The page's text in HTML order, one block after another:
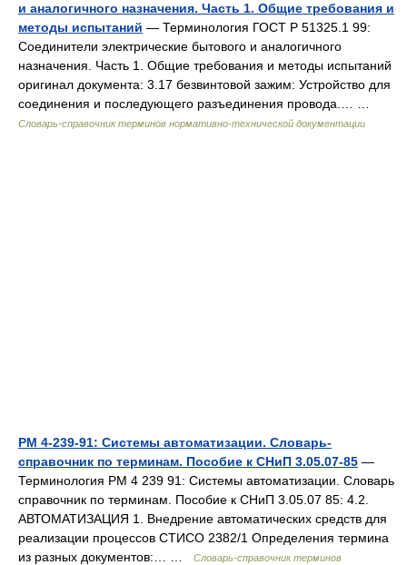
и аналогичного назначения. Часть 1. Общие требования и
методы испытаний — Терминология ГОСТ Р 51325.1 99:
Соединители электрические бытового и аналогичного
назначения. Часть 1. Общие требования и методы испытаний
оригинал документа: 3.17 безвинтовой зажим: Устройство для
соединения и последующего разъединения провода.… …
Словарь-справочник терминов нормативно-технической документации
РМ 4-239-91: Системы автоматизации. Словарь-
справочник по терминам. Пособие к СНиП 3.05.07-85 —
Терминология РМ 4 239 91: Системы автоматизации. Словарь
справочник по терминам. Пособие к СНиП 3.05.07 85: 4.2.
АВТОМАТИЗАЦИЯ 1. Внедрение автоматических средств для
реализации процессов СТИСО 2382/1 Определения термина
из разных документов:… …
Словарь-справочник терминов